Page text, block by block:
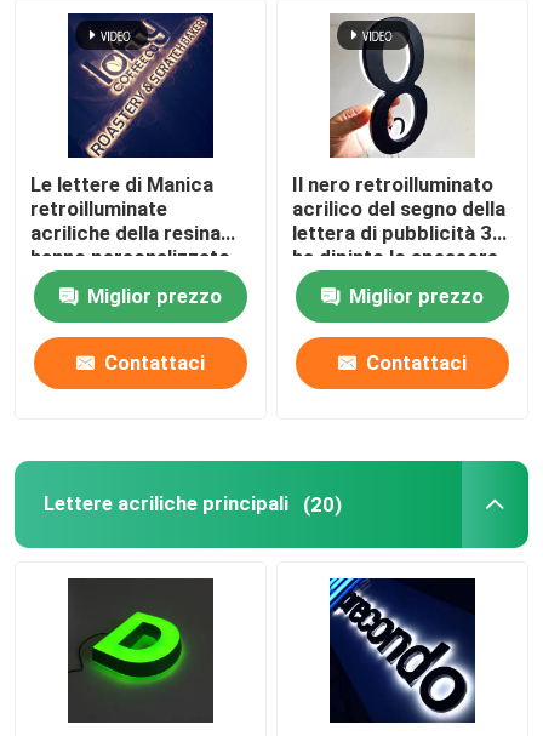
Le lettere di Manica
retroilluminate
acriliche della resina
hanno personalizzato
12VDC cromato
spazzolatoMiglior prezzo
Contattaci
Il nero retroilluminato
acrilico del segno della
lettera di pubblicità 3D
ha dipinto lo spessore
di 12cm
Miglior prezzo
Contattaci
Lettere acriliche principali (20)